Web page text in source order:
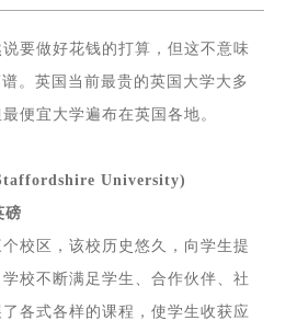
要做好花钱的打算，但这不意味
。英国当前最贵的英国大学大多
便宜大学遍布在英国各地。
University)
磅
校区，该校历史悠久，向学生提
校不断满足学生、合作伙伴、社
各式各样的课程，使学生收获应